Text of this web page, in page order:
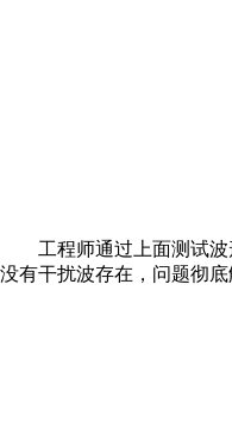
工程师通过上面测试
没有干扰波存在，问题彻底